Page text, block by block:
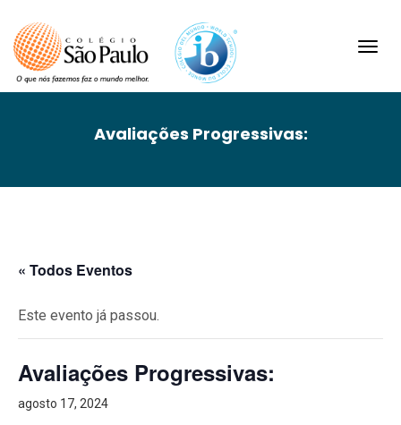
Avaliações Progressivas:
« Todos Eventos
Este evento já passou.
Avaliações Progressivas:
agosto 17, 2024